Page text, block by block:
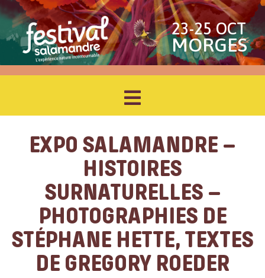
23-25 OCT
MORGES
EXPO SALAMANDRE –
HISTOIRES
SURNATURELLES –
PHOTOGRAPHIES DE
STÉPHANE HETTE, TEXTES
DE GREGORY ROEDER